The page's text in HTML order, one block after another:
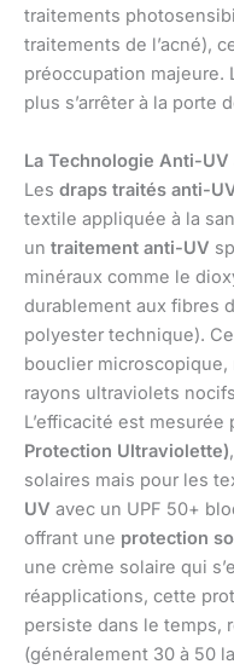
traitements
traitements de l’acné),
préoccupation majeure.
plus s’arrêter à la porte
La Technologie Anti-
Les draps traités anti-
textile appliquée à la
un traitement anti-UV
minéraux comme le
durablement aux fibres
polyester technique).
bouclier
rayons ultraviolets
L’efficacité est mesurée
Protection Ultraviolette)
solaires mais pour les
UV avec un UPF 50+
offrant une protection
une crème solaire qui
réapplications, cette
persiste dans le temps,
(généralement 30 à 50